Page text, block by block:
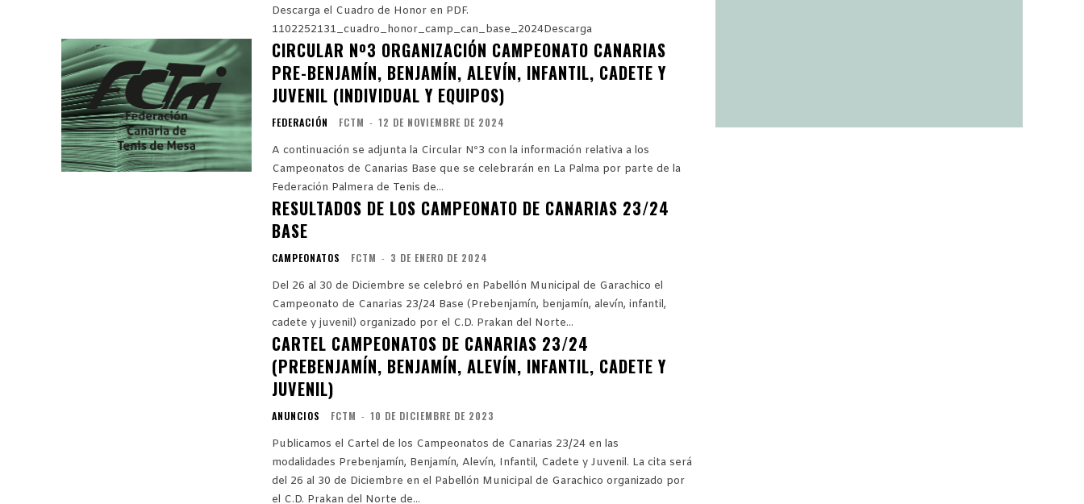
Descarga el Cuadro de Honor en PDF.
1102252131_cuadro_honor_camp_can_base_2024Descarga
CIRCULAR Nº3 ORGANIZACIÓN CAMPEONATO CANARIAS
PRE-BENJAMÍN, BENJAMÍN, ALEVÍN, INFANTIL, CADETE Y
JUVENIL (INDIVIDUAL Y EQUIPOS)
FEDERACIÓN FCTM - 12 DE NOVIEMBRE DE 2024
A continuación se adjunta la Circular Nº3 con la información relativa a los
Campeonatos de Canarias Base que se celebrarán en La Palma por parte de la
Federación Palmera de Tenis de...
RESULTADOS DE LOS CAMPEONATO DE CANARIAS 23/24
BASE
CAMPEONATOS FCTM - 3 DE ENERO DE 2024
Del 26 al 30 de Diciembre se celebró en Pabellón Municipal de Garachico el
Campeonato de Canarias 23/24 Base (Prebenjamín, benjamín, alevín, infantil,
cadete y juvenil) organizado por el C.D. Prakan del Norte...
CARTEL CAMPEONATOS DE CANARIAS 23/24
(PREBENJAMÍN, BENJAMÍN, ALEVÍN, INFANTIL, CADETE Y
JUVENIL)
ANUNCIOS FCTM - 10 DE DICIEMBRE DE 2023
Publicamos el Cartel de los Campeonatos de Canarias 23/24 en las
modalidades Prebenjamín, Benjamín, Alevín, Infantil, Cadete y Juvenil. La cita será
del 26 al 30 de Diciembre en el Pabellón Municipal de Garachico organizado por
el C.D. Prakan del Norte de...